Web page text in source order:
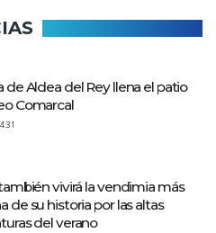
de Aldea del Rey llena el patio
Comarcal
vivirá la vendimia más
de su historia por las altas
del verano